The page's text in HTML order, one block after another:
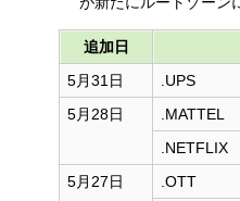
追加日
5月31日
.UPS
5月28日
.MATTEL
.NETFLIX
5月27日
.OTT